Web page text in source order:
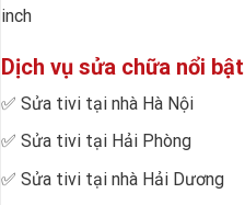
inch
Dịch vụ sửa chữa nổi bật
✅ Sửa tivi tại nhà Hà Nội
✅ Sửa tivi tại Hải Phòng
✅ Sửa tivi tại nhà Hải Dương